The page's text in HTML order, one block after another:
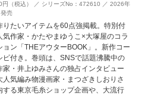
円（税込） ／ シリーズNo：472610 ／ 2026年
売
りたいアイテムを60点強掲載。特別付
気作家・かたやまゆうこ×大塚屋のコラ
ョン「THEアウターBOOK」。新作コー
ピ付き。巻頭は、SNSで話題沸騰中の
家・井上ゆみさんの独占インタビュー
人気編み物漫画家・まつざきしおりさ
する東京毛糸ショップ企画や、大流行